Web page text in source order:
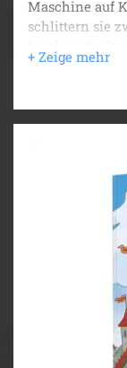
Maschine auf
schlittern sie
retten? Und
zum